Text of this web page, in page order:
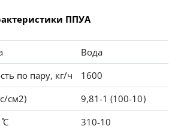
ППУА
Вода
по пару, кг/ч
1600
см2)
9,81-1 (100-10)
310-10